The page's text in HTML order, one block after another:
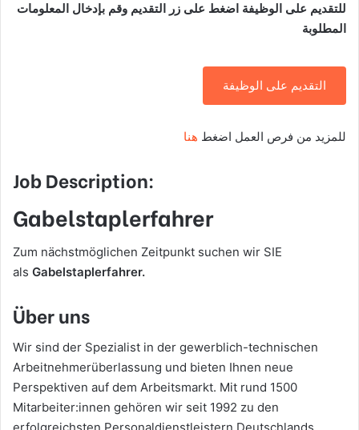
للتقديم على الوظيفة اضغط على زر التقديم وقم بإدخال المعلومات
المطلوبة
التقديم على الوظيفة
للمزيد من فرص العمل اضغط هنا
Job Description:
Gabelstaplerfahrer
Zum nächstmöglichen Zeitpunkt suchen wir SIE
als Gabelstaplerfahrer.
Über uns
Wir sind der Spezialist in der gewerblich-technischen
Arbeitnehmerüberlassung und bieten Ihnen neue
Perspektiven auf dem Arbeitsmarkt. Mit rund 1500
Mitarbeiter:innen gehören wir seit 1992 zu den